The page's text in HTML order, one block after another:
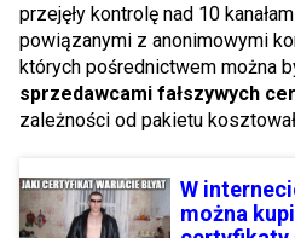
przejęły kontrolę nad 10
powiązanymi z anonimowymi
których pośrednictwem można
sprzedawcami fałszywych
zależności od pakietu
W
można